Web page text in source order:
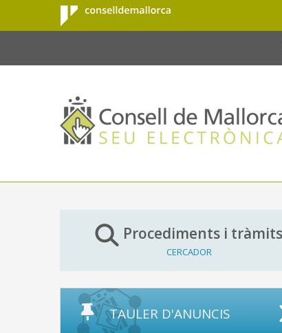
Salta al contingut principal
Consell de
Mallorca
Procediments i tràmits
CERCADOR
TAULER D'ANUNCIS